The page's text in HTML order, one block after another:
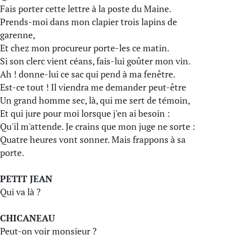
Fais porter cette lettre à la poste du Maine.
Prends-moi dans mon clapier trois lapins de
garenne,
Et chez mon procureur porte-les ce matin.
Si son clerc vient céans, fais-lui goûter mon vin.
Ah ! donne-lui ce sac qui pend à ma fenêtre.
Est-ce tout ! Il viendra me demander peut-être
Un grand homme sec, là, qui me sert de témoin,
Et qui jure pour moi lorsque j'en ai besoin :
Qu'il m'attende. Je crains que mon juge ne sorte :
Quatre heures vont sonner. Mais frappons à sa
porte.
PETIT JEAN
Qui va là ?
CHICANEAU
Peut-on voir monsieur ?